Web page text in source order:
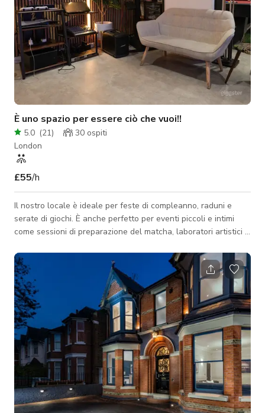
È uno spazio per essere ciò che vuoi!!
5.0 (21) 30 ospiti
London
£55/h
Il nostro locale è ideale per feste di compleanno, raduni e
serate di giochi. È anche perfetto per eventi piccoli e intimi
come sessioni di preparazione del matcha, laboratori artistici o
spazio può essere organizzato a tuo piacimento e riservato
interamente per uso privato. Il locale dispone di pareti
insonorizzate, bagno privato e una cucina compatta per
maggiore comodità. Include anche freccette morbide, un
tavolo convertibile